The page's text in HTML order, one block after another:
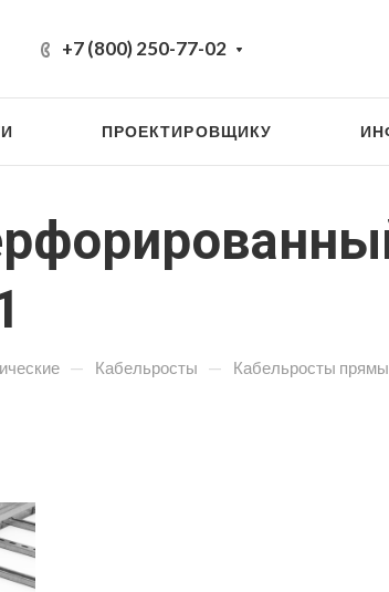
+7 (800) 250-77-02
ПРОЕКТИРОВЩИКУ
— Кабельросты —
Кабельросты